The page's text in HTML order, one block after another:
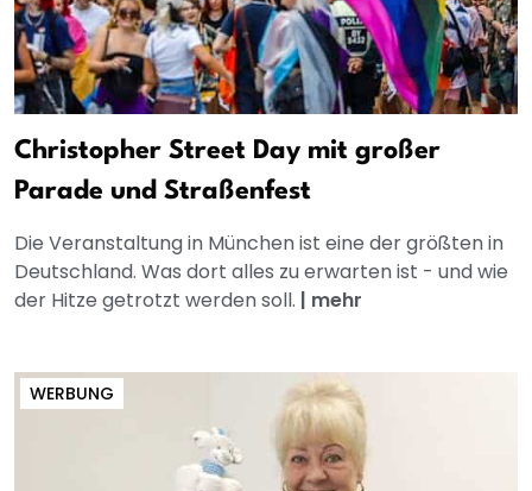
Christopher Street Day mit großer
Parade und Straßenfest
Die Veranstaltung in München ist eine der größten in
Deutschland. Was dort alles zu erwarten ist - und wie
der Hitze getrotzt werden soll. | mehr
WERBUNG